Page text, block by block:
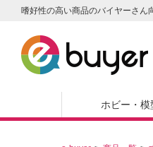
嗜好性の高い商品のバイヤーさん
ホビー・模